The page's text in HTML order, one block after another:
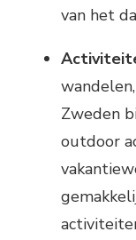
van het
Zweden
outdoor